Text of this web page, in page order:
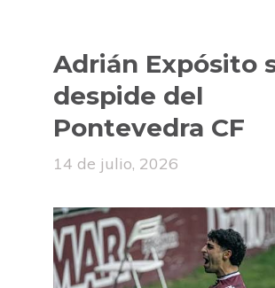
Adrián Expósito
despide del
Pontevedra CF
14 de julio, 2026